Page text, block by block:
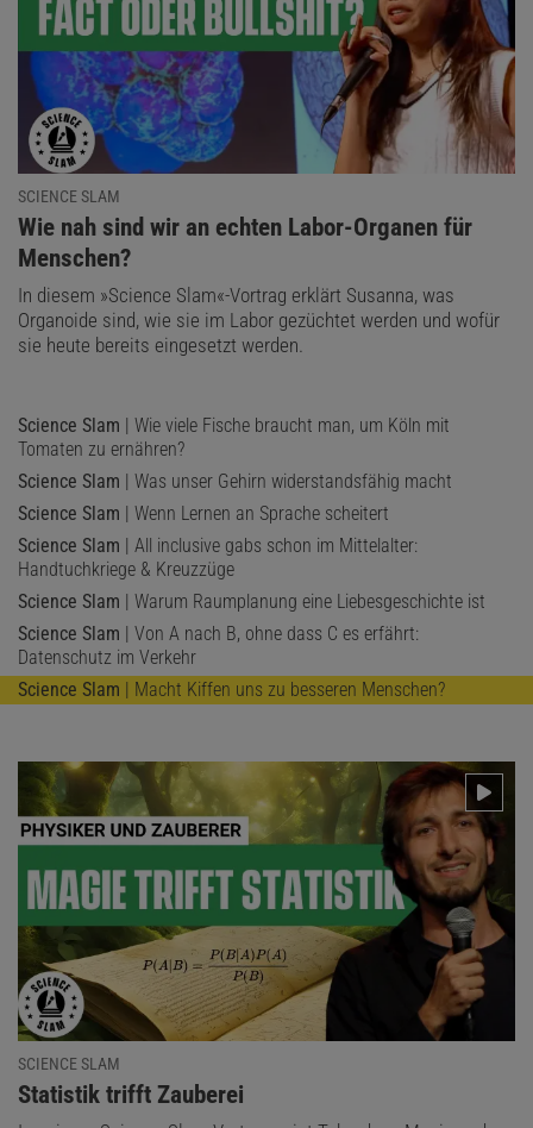
SCIENCE SLAM
:
Wie nah sind wir an echten Labor-Organen für
Menschen?
In diesem »Science Slam«-Vortrag erklärt Susanna, was
Organoide sind, wie sie im Labor gezüchtet werden und wofür
sie heute bereits eingesetzt werden.
Science Slam | Wie viele Fische braucht man, um Köln mit
Tomaten zu ernähren?
Science Slam | Was unser Gehirn widerstandsfähig macht
Science Slam | Wenn Lernen an Sprache scheitert
Science Slam | All inclusive gabs schon im Mittelalter:
Handtuchkriege & Kreuzzüge
Science Slam | Warum Raumplanung eine Liebesgeschichte ist
Science Slam | Von A nach B, ohne dass C es erfährt:
Datenschutz im Verkehr
Science Slam | Macht Kiffen uns zu besseren Menschen?
SCIENCE SLAM
:
Statistik trifft Zauberei